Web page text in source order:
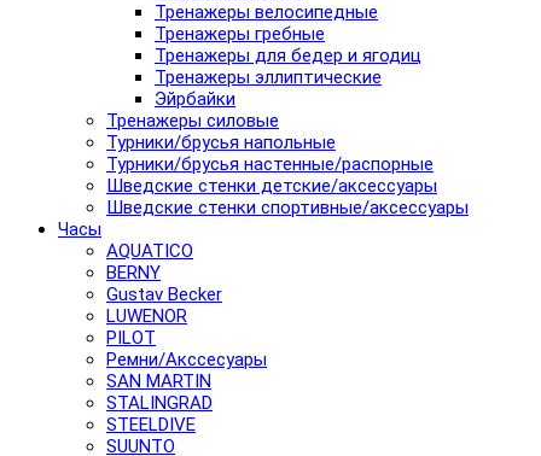
Тренажеры велосипедные
Тренажеры гребные
Тренажеры для бедер и ягодиц
Тренажеры эллиптические
Эйрбайки
Тренажеры силовые
Турники/брусья напольные
Турники/брусья настенные/распорные
Шведские стенки детские/аксессуары
Шведские стенки спортивные/аксессуары
Часы
AQUATICO
BERNY
Gustav Becker
LUWENOR
PILOT
Pемни/Акссесуары
SAN MARTIN
STALINGRAD
STEELDIVE
SUUNTO